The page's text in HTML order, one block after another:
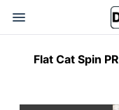
Flat Cat Spin